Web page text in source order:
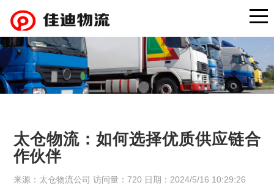
太仓物流：如何选择优质供应链合
作伙伴
来源：太仓物流公司 访问量：720 日期：2024/5/16 10:29:26